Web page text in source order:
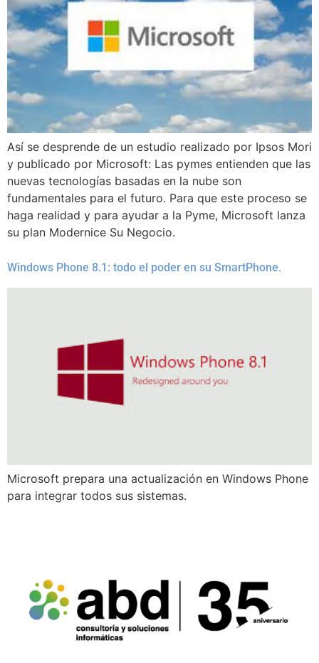
Así se desprende de un estudio realizado por Ipsos Mori
y publicado por Microsoft: Las pymes entienden que las
nuevas tecnologías basadas en la nube son
fundamentales para el futuro. Para que este proceso se
haga realidad y para ayudar a la Pyme, Microsoft lanza
su plan Modernice Su Negocio.
Windows Phone 8.1: todo el poder en su SmartPhone.
Microsoft prepara una actualización en Windows Phone
para integrar todos sus sistemas.